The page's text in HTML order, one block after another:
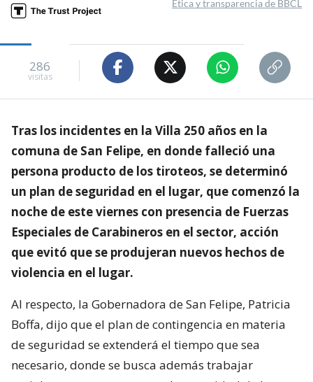
Ética y transparencia de BBCL
286
visitas
Tras los incidentes en la Villa 250 años en la
comuna de San Felipe, en donde falleció una
persona producto de los tiroteos, se determinó
un plan de seguridad en el lugar, que comenzó la
noche de este viernes con presencia de Fuerzas
Especiales de Carabineros en el sector, acción
que evitó que se produjeran nuevos hechos de
violencia en el lugar.
Al respecto, la Gobernadora de San Felipe, Patricia
Boffa, dijo que el plan de contingencia en materia
de seguridad se extenderá el tiempo que sea
necesario, donde se busca además trabajar